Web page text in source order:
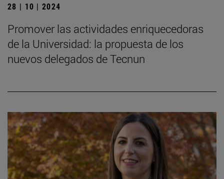
28 | 10 | 2024
Promover las actividades enriquecedoras
de la Universidad: la propuesta de los
nuevos delegados de Tecnun